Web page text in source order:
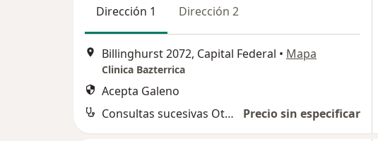
Dirección 1 Dirección 2
Billinghurst 2072, Capital Federal • Mapa
Clinica Bazterrica
Acepta Galeno
Consultas sucesivas Otorrinolaringología
Precio sin especificar